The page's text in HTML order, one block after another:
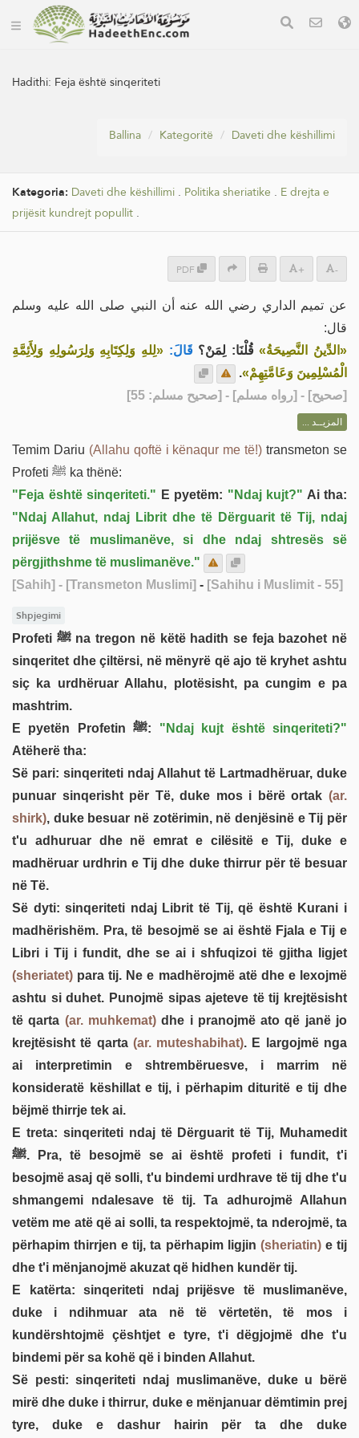
Hadithi: Feja është sinqeriteti
Ballina Kategoritë Daveti dhe këshillimi
Kategoria: Daveti dhe këshillimi . Politika sheriatike . E drejta e
prijësit kundrejt popullit .
PDF + -
عن تميم الداري رضي الله عنه أن النبي صلى الله عليه وسلم
قال:
«الدِّينُ النَّصِيحَةُ»قُلْنَا: لِمَنْ؟ قَالَ: «لِلهِ وَلِكِتَابِهِ وَلِرَسُولِهِ وَلِأَئِمَّةِ
الْمُسْلِمِينَ وَعَامَّتِهِمْ».
[صحيح] - [رواه مسلم] - [صحيح مسلم: 55]
المزيــد ...
Temim Dariu (Allahu qoftë i kënaqur me të!) transmeton se
Profeti ﷺ ka thënë:
"Feja është sinqeriteti." E pyetëm: "Ndaj kujt?" Ai tha:
"Ndaj Allahut, ndaj Librit dhe të Dërguarit të Tij, ndaj
prijësve të muslimanëve, si dhe ndaj shtresës së
përgjithshme të muslimanëve."
[Sahih] - [Transmeton Muslimi] - [Sahihu i Muslimit - 55]
Shpjegimi
Profeti ﷺ na tregon në këtë hadith se feja bazohet në
sinqeritet dhe çiltërsi, në mënyrë që ajo të kryhet ashtu
siç ka urdhëruar Allahu, plotësisht, pa cungim e pa
mashtrim.
E pyetën Profetin ﷺ: "Ndaj kujt është sinqeriteti?"
Atëherë tha:
Së pari: sinqeriteti ndaj Allahut të Lartmadhëruar, duke
punuar sinqerisht për Të, duke mos i bërë ortak (ar.
shirk), duke besuar në zotërimin, në denjësinë e Tij për
t'u adhuruar dhe në emrat e cilësitë e Tij, duke e
madhëruar urdhrin e Tij dhe duke thirrur për të besuar
në Të.
Së dyti: sinqeriteti ndaj Librit të Tij, që është Kurani i
madhërishëm. Pra, të besojmë se ai është Fjala e Tij e
Libri i Tij i fundit, dhe se ai i shfuqizoi të gjitha ligjet
(sheriatet) para tij. Ne e madhërojmë atë dhe e lexojmë
ashtu si duhet. Punojmë sipas ajeteve të tij krejtësisht
të qarta (ar. muhkemat)dhe i pranojmë ato që janë jo
krejtësisht të qarta (ar. muteshabihat). E largojmë nga
ai interpretimin e shtrembëruesve, i marrim në
konsideratë këshillat e tij, i përhapim dituritë e tij dhe
bëjmë thirrje tek ai.
E treta: sinqeriteti ndaj të Dërguarit të Tij, Muhamedit
ﷺ. Pra, të besojmë se ai është profeti i fundit, t'i
besojmë asaj që solli, t'u bindemi urdhrave të tij dhe t'u
shmangemi ndalesave të tij. Ta adhurojmë Allahun
vetëm me atë që ai solli, ta respektojmë, ta nderojmë, ta
përhapim thirrjen e tij, ta përhapim ligjin (sheriatin)e tij
dhe t'i mënjanojmë akuzat që hidhen kundër tij.
E katërta: sinqeriteti ndaj prijësve të muslimanëve,
duke i ndihmuar ata në të vërtetën, të mos i
kundërshtojmë çështjet e tyre, t'i dëgjojmë dhe t'u
bindemi për sa kohë që i binden Allahut.
Së pesti: sinqeriteti ndaj muslimanëve, duke u bërë
mirë dhe duke i thirrur, duke e mënjanuar dëmtimin prej
tyre, duke e dashur hairin për ta dhe duke